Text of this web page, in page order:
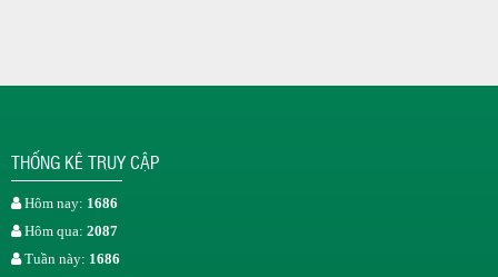
THỐNG KÊ TRUY CẬP
Hôm nay: 1686
Hôm qua: 2087
Tuần này: 1686